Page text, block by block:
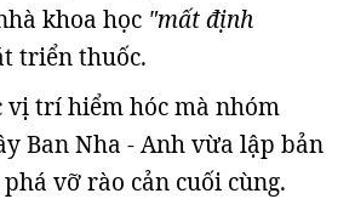
khoa học "mất định
triển thuốc.
vị trí hiểm hóc mà nhóm
Ban Nha - Anh vừa lập bản
vỡ rào cản cuối cùng.